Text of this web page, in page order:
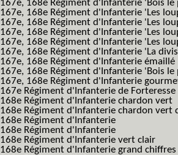
167e, 168e Régiment d'Infanterie 'Bois
167e, 168e Régiment d'Infanterie 'Les
167e, 168e Régiment d'Infanterie 'Les
167e, 168e Régiment d'Infanterie 'Les
167e, 168e Régiment d'Infanterie 'Les
167e, 168e Régiment d'Infanterie 'La
167e, 168e Régiment d'Infanterie émaillé
167e, 168e Régiment d'Infanterie 'Bois
167e, 168e Régiment d'Infanterie
167e Régiment d'Infanterie de
168e Régiment d'Infanterie chardon vert
168e Régiment d'Infanterie chardon vert
168e Régiment d'Infanterie
168e Régiment d'Infanterie
168e Régiment d'Infanterie vert clair
168e Régiment d'Infanterie grand chiffres